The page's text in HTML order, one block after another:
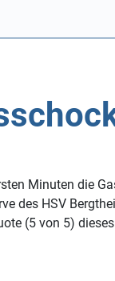
Minuten die
des HSV
(5 von 5)